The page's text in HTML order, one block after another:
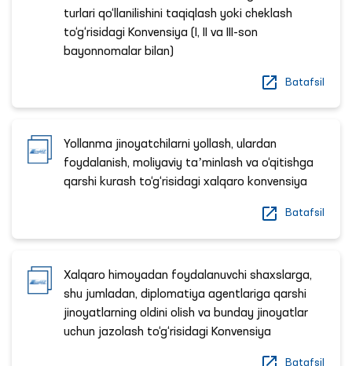
turlari qo‘llanilishini taqiqlash yoki cheklash
to‘g‘risidagi Konvensiya (I, II va III-son
bayonnomalar bilan)
Batafsil
Yollanma jinoyatchilarni yollash, ulardan
foydalanish, moliyaviy taʼminlash va o‘qitishga
qarshi kurash to‘g‘risidagi xalqaro konvensiya
Batafsil
Xalqaro himoyadan foydalanuvchi shaxslarga,
shu jumladan, diplomatiya agentlariga qarshi
jinoyatlarning oldini olish va bunday jinoyatlar
uchun jazolash to‘g‘risidagi Konvensiya
Batafsil